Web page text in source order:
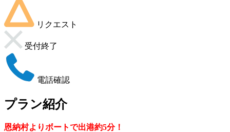
リクエスト
受付終了
電話確認
プラン紹介
恩納村よりボートで出港約5分！